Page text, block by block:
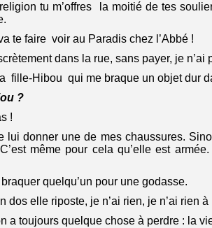
tu m’offres la moitié de tes
te faire voir au Paradis chez l’Abbé !
dans la rue, sans payer, je
fille-Hibou qui me braque un objet dur
?
!
lui donner une de mes chaussures.
même pour cela qu’elle est
quelqu’un pour une godasse.
dos elle riposte, je n’ai rien, je n’ai rien à
a toujours quelque chose à perdre : la